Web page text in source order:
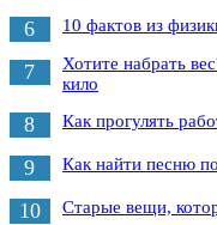
6 10 фактов из
7
Хотите набрать
кило
8 Как прогулять
9 Как найти песню
10 Старые вещи,